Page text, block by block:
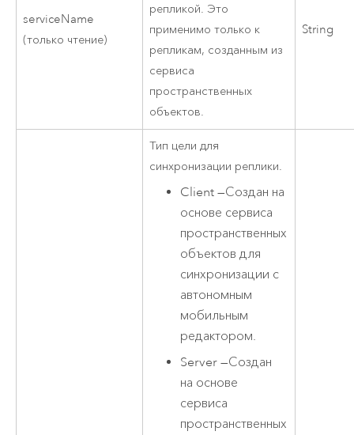
serviceName
(только чтение)
репликой. Это
применимо только к
репликам, созданным из
сервиса
пространственных
объектов.
String
Тип цели для
синхронизации реплики.
Client —Создан на
основе сервиса
пространственных
объектов для
синхронизации с
автономным
мобильным
редактором.
Server —Создан
на основе
сервиса
пространственных